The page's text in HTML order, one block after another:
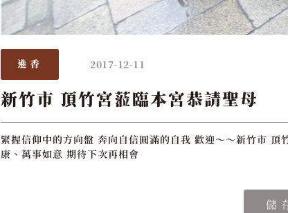
進香 2017-12-11
新竹市 頂竹宮蒞臨本宮恭請聖母
緊握信仰中的方向盤 奔向自信圓滿的自我 歡迎～～新竹市
康、萬事如意 期待下次再相會
儲